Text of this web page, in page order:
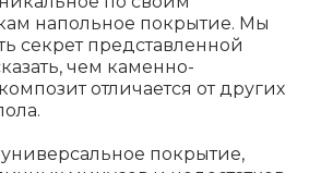
напольное покрытие. Мы
секрет представленной
чем каменно-
отличается от других
покрытие,